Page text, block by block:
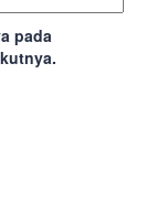
pada